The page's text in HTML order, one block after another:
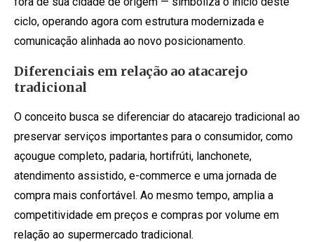
ciclo, operando agora com estrutura modernizada e
comunicação alinhada ao novo posicionamento.
Diferenciais em relação ao atacarejo
tradicional
O conceito busca se diferenciar do atacarejo tradicional ao
preservar serviços importantes para o consumidor, como
açougue completo, padaria, hortifrúti, lanchonete,
atendimento assistido, e-commerce e uma jornada de
compra mais confortável. Ao mesmo tempo, amplia a
competitividade em preços e compras por volume em
relação ao supermercado tradicional.